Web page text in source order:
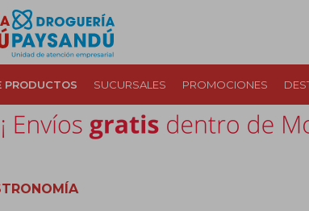
PRODUCTOS SUCURSALES PROMOCIONES